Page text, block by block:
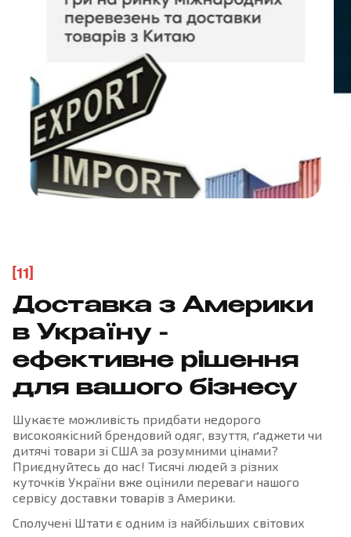
[11]
Доставка з Америки
в Україну -
ефективне рішення
для вашого бізнесу
Шукаєте можливість придбати недорого
високоякісний брендовий одяг, взуття, ґаджети чи
дитячі товари зі США за розумними цінами?
Приєднуйтесь до нас! Тисячі людей з різних
куточків України вже оцінили переваги нашого
сервісу доставки товарів з Америки.
Сполучені Штати є одним із найбільших світових